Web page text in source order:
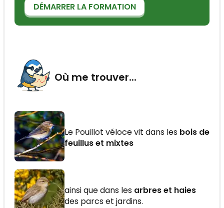
DÉMARRER LA FORMATION
Où me trouver...
Le Pouillot véloce vit dans les bois de
feuillus et mixtes
ainsi que dans les arbres et haies
des parcs et jardins.